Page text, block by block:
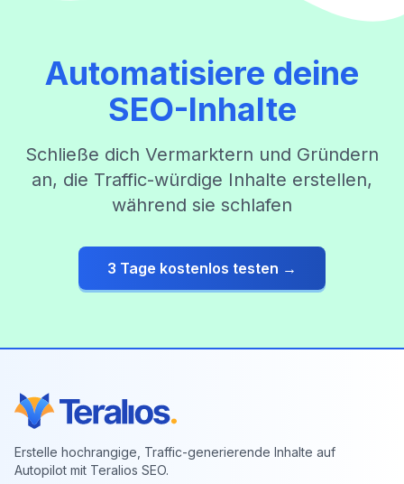
Automatisiere deine
SEO-Inhalte
Schließe dich Vermarktern und Gründern
an, die Traffic-würdige Inhalte erstellen,
während sie schlafen
3 Tage kostenlos testen →
Erstelle hochrangige, Traffic-generierende Inhalte auf
Autopilot mit Teralios SEO.